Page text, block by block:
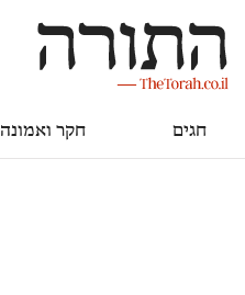
חגים חקר ואמונה
חקר ואמונה כללי